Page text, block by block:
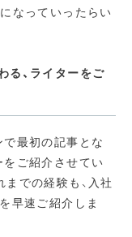
なっていったらい
る、ライターをご
で最初の記事とな
をご紹介させてい
での経験も、入社
早速ご紹介しま